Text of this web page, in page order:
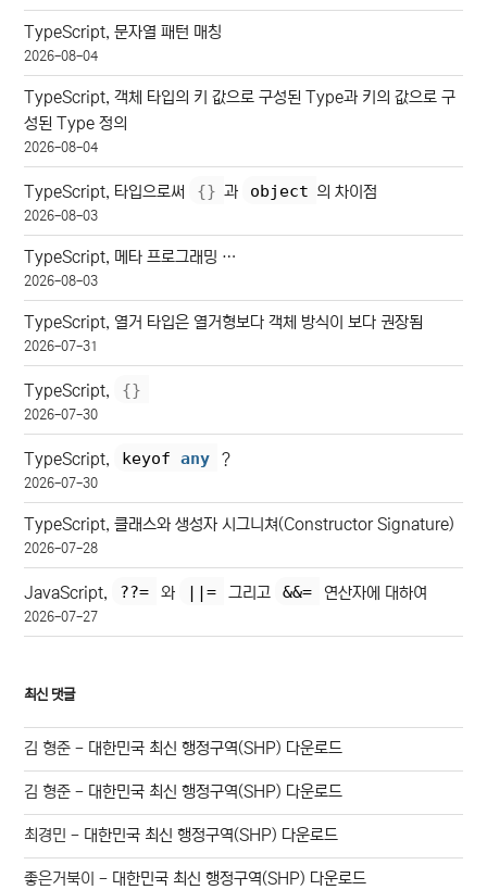
TypeScript, 문자열 패턴 매칭
2026-08-04
TypeScript, 객체 타입의 키 값으로 구성된 Type과 키의 값으로 구
성된 Type 정의
2026-08-04
TypeScript, 타입으로써 {} 과 object 의 차이점
2026-08-03
TypeScript, 메타 프로그래밍 …
2026-08-03
TypeScript, 열거 타입은 열거형보다 객체 방식이 보다 권장됨
2026-07-31
TypeScript, {}
2026-07-30
TypeScript, keyof any ?
2026-07-30
TypeScript, 클래스와 생성자 시그니쳐(Constructor Signature)
2026-07-28
JavaScript, ??= 와 ||= 그리고 &&= 연산자에 대하여
2026-07-27
최신 댓글
김 형준 - 대한민국 최신 행정구역(SHP) 다운로드
김 형준 - 대한민국 최신 행정구역(SHP) 다운로드
최경민 - 대한민국 최신 행정구역(SHP) 다운로드
좋은거북이 - 대한민국 최신 행정구역(SHP) 다운로드